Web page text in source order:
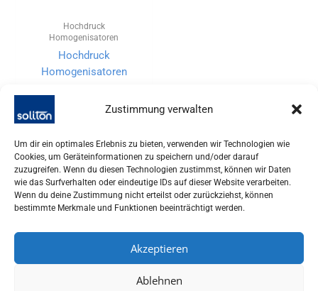
Zustimmung verwalten
Um dir ein optimales Erlebnis zu bieten, verwenden wir Technologien wie
Cookies, um Geräteinformationen zu speichern und/oder darauf
zuzugreifen. Wenn du diesen Technologien zustimmst, können wir Daten
wie das Surfverhalten oder eindeutige IDs auf dieser Website verarbeiten.
Wenn du deine Zustimmung nicht erteilst oder zurückziehst, können
bestimmte Merkmale und Funktionen beeinträchtigt werden.
Akzeptieren
Ablehnen
Hochdruck
Homogenisatoren
Hochdruck
Homogenisatoren